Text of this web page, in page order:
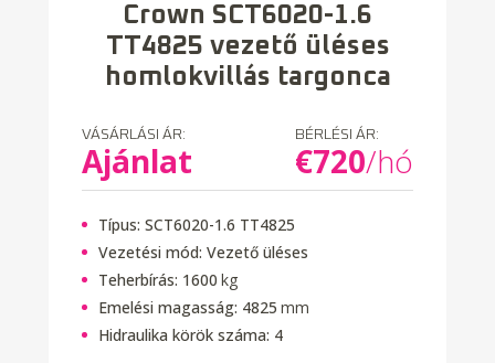
Crown SCT6020-1.6
TT4825 vezető üléses
homlokvillás targonca
VÁSÁRLÁSI ÁR:
Ajánlat
BÉRLÉSI ÁR:
€720/hó
Típus: SCT6020-1.6 TT4825
Vezetési mód: Vezető üléses
Teherbírás: 1600 kg
Emelési magasság: 4825 mm
Hidraulika körök száma: 4